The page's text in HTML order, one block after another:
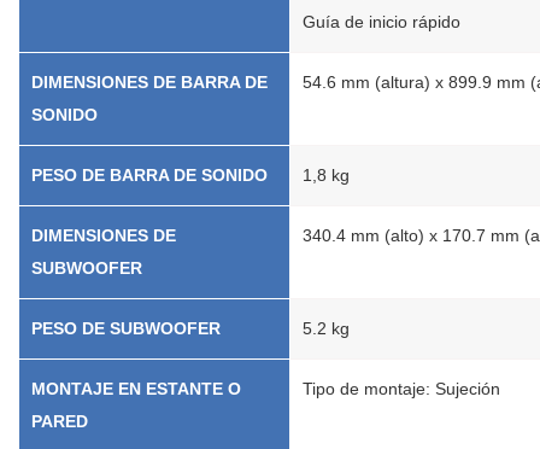
Guía de inicio rápido
DIMENSIONES DE BARRA DE
SONIDO
54.6 mm (altura) x 899.9 mm
PESO DE BARRA DE SONIDO 1,8 kg
DIMENSIONES DE
SUBWOOFER
340.4 mm (alto) x 170.7 mm
PESO DE SUBWOOFER 5.2 kg
MONTAJE EN ESTANTE O
PARED
Tipo de montaje: Sujeción